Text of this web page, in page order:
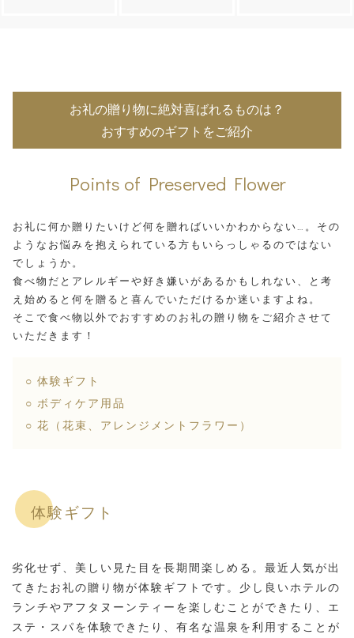
お礼の贈り物に絶対喜ばれるものは？
おすすめのギフトをご紹介
Points of Preserved Flower
お礼に何か贈りたいけど何を贈ればいいかわからない…。その
ようなお悩みを抱えられている方もいらっしゃるのではない
でしょうか。
食べ物だとアレルギーや好き嫌いがあるかもしれない、と考
え始めると何を贈ると喜んでいただけるか迷いますよね。
そこで食べ物以外でおすすめのお礼の贈り物をご紹介させて
いただきます！
○ 体験ギフト
○ ボディケア用品
○ 花（花束、アレンジメントフラワー）
体験ギフト
劣化せず、美しい見た目を長期間楽しめる。最近人気が出
てきたお礼の贈り物が体験ギフトです。少し良いホテルの
ランチやアフタヌーンティーを楽しむことができたり、エ
ステ・スパを体験できたり、有名な温泉を利用することが